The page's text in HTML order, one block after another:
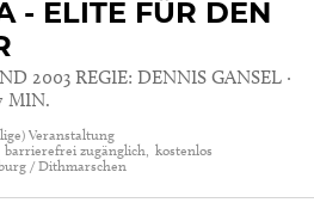
- ELITE FÜR DEN
2003 REGIE: DENNIS GANSEL ·
MIN.
Veranstaltung
barrierefrei zugänglich, kostenlos
/ Dithmarschen